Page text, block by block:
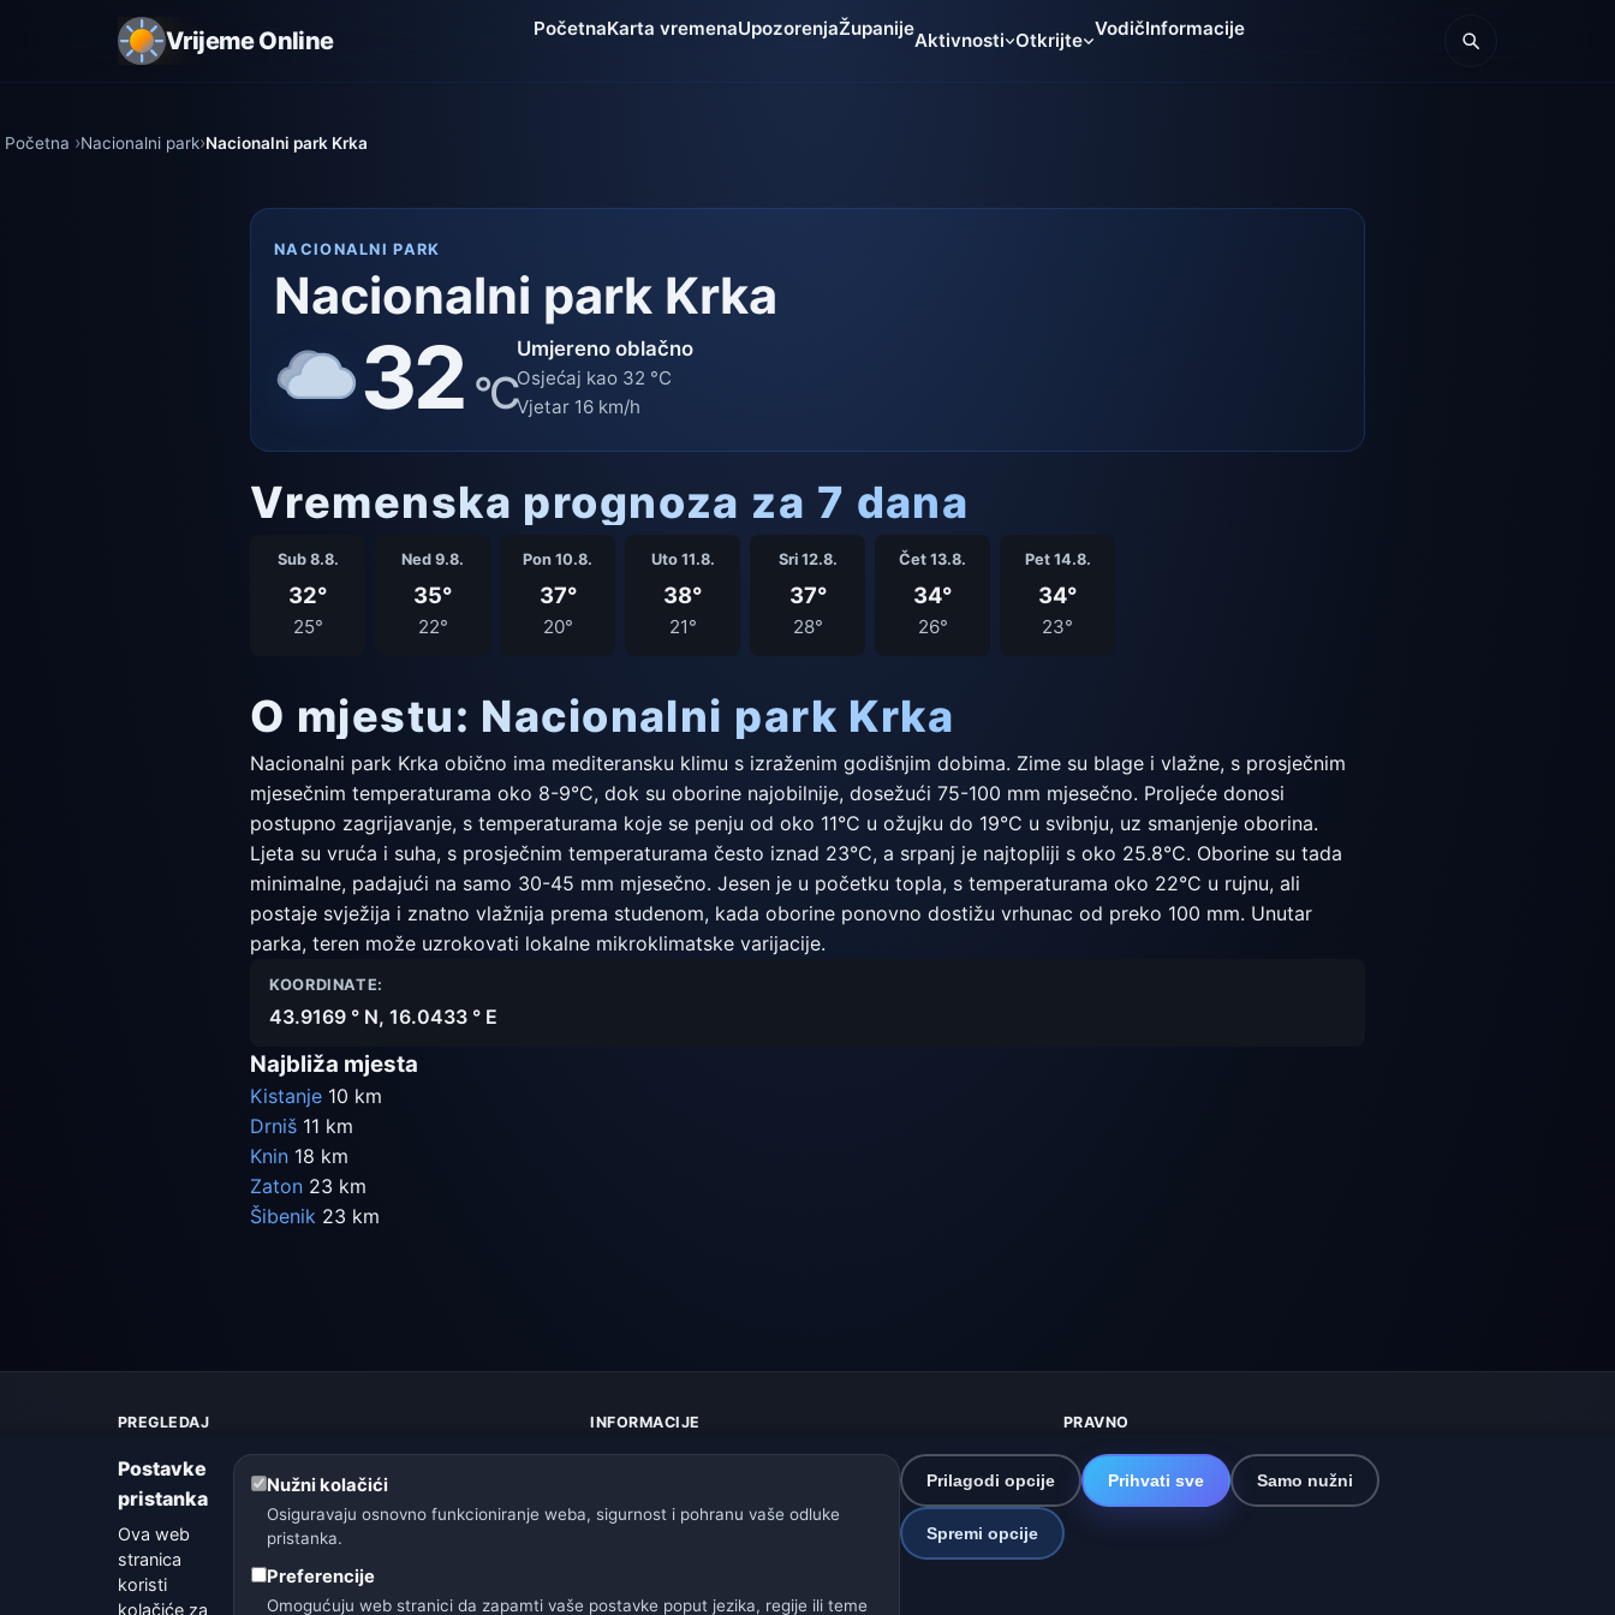
Vrijeme Online PočetnaKarta vremenaUpozorenjaŽupanije
Aktivnosti Otkrijte
VodičInformacije
Početna Nacionalni park Nacionalni park Krka
NACIONALNI PARK
Nacionalni park Krka
32 °C
Umjereno oblačno
Osjećaj kao 32 °C
Vjetar 16 km/h
Vremenska prognoza za 7 dana
Sub 8.8.
32°
25°
Ned 9.8.
35°
22°
Pon 10.8.
37°
20°
Uto 11.8.
38°
21°
Sri 12.8.
37°
28°
Čet 13.8.
34°
26°
Pet 14.8.
34°
23°
O mjestu: Nacionalni park Krka
Nacionalni park Krka obično ima mediteransku klimu s izraženim godišnjim dobima. Zime su blage i vlažne, s prosječnim
mjesečnim temperaturama oko 8-9°C, dok su oborine najobilnije, dosežući 75-100 mm mjesečno. Proljeće donosi
postupno zagrijavanje, s temperaturama koje se penju od oko 11°C u ožujku do 19°C u svibnju, uz smanjenje oborina.
Ljeta su vruća i suha, s prosječnim temperaturama često iznad 23°C, a srpanj je najtopliji s oko 25.8°C. Oborine su tada
minimalne, padajući na samo 30-45 mm mjesečno. Jesen je u početku topla, s temperaturama oko 22°C u rujnu, ali
postaje svježija i znatno vlažnija prema studenom, kada oborine ponovno dostižu vrhunac od preko 100 mm. Unutar
parka, teren može uzrokovati lokalne mikroklimatske varijacije.
KOORDINATE:
43.9169 ° N, 16.0433 ° E
Najbliža mjesta
Kistanje 10 km
Drniš 11 km
Knin 18 km
Zaton 23 km
Šibenik 23 km
PREGLEDAJ
Upozorenja
Vodič
Rječnik vremena
Usporedba gradova
Vremenski widget
INFORMACIJE
O nama
Izvori podataka
PRAVNO
Zaštita privatnosti
Kolačići
Uvjeti korištenja
Isključenje odgovornosti
Postavke
pristanka
Ova web
stranica
koristi
kolačiće za
Nužni kolačići
Osiguravaju osnovno funkcioniranje weba, sigurnost i pohranu vaše odluke
pristanka.
Preferencije
Omogućuju web stranici da zapamti vaše postavke poput jezika, regije ili teme
Prilagodi opcije Prihvati sve Samo nužni
Spremi opcije